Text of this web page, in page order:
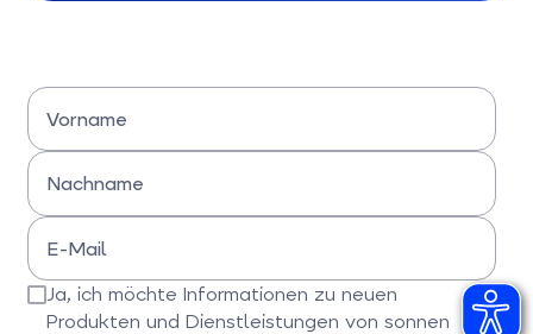
Vorname
Bitte Vornamen eingeben
Nachname
Bitte Nachname eingeben
E-Mail
Bitte E-Mail-Adresse eingeben
Ja, ich möchte Informationen zu neuen
Produkten und Dienstleistungen von sonnen